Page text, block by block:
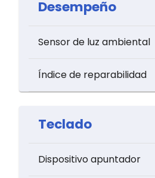
Desempeño
Sensor de luz ambiental
Índice de reparabilidad
Teclado
Dispositivo apuntador